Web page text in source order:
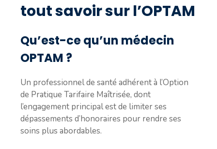
tout savoir sur l’OPTAM
Qu’est-ce qu’un médecin
OPTAM ?
Un professionnel de santé adhérent à l’Option
de Pratique Tarifaire Maîtrisée, dont
l’engagement principal est de limiter ses
dépassements d’honoraires pour rendre ses
soins plus abordables.